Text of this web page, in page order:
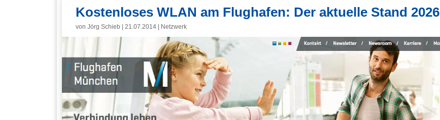
Kostenloses WLAN am Flughafen: Der aktuelle Stand 2026
von Jörg Schieb 21.07.2014 Netzwerk